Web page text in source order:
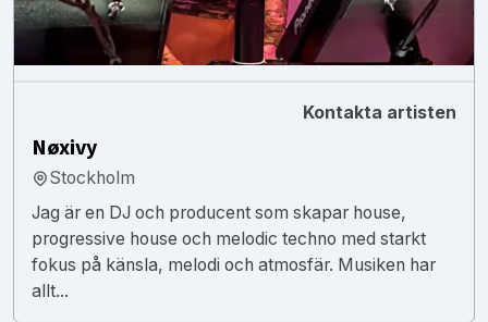
Kontakta artisten
Nøxivy
Stockholm
Jag är en DJ och producent som skapar house,
progressive house och melodic techno med starkt
fokus på känsla, melodi och atmosfär. Musiken har
allt...